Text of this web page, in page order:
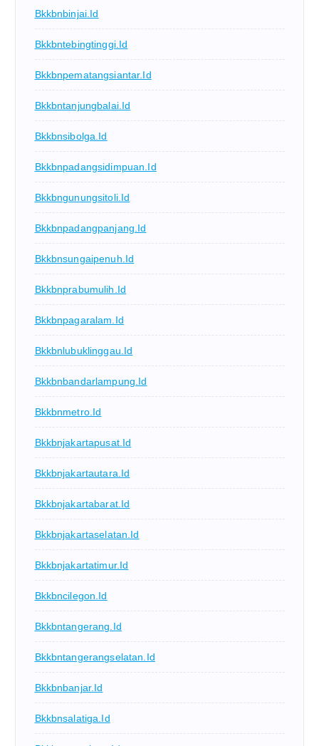
Bkkbnbinjai.id
Bkkbntebingtinggi.id
Bkkbnpematangsiantar.id
Bkkbntanjungbalai.id
Bkkbnsibolga.id
Bkkbnpadangsidimpuan.id
Bkkbngunungsitoli.id
Bkkbnpadangpanjang.id
Bkkbnsungaipenuh.id
Bkkbnprabumulih.id
Bkkbnpagaralam.id
Bkkbnlubuklinggau.id
Bkkbnbandarlampung.id
Bkkbnmetro.id
Bkkbnjakartapusat.id
Bkkbnjakartautara.id
Bkkbnjakartabarat.id
Bkkbnjakartaselatan.id
Bkkbnjakartatimur.id
Bkkbncilegon.id
Bkkbntangerang.id
Bkkbntangerangselatan.id
Bkkbnbanjar.id
Bkkbnsalatiga.id